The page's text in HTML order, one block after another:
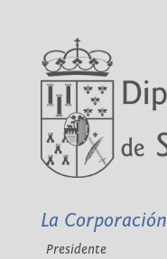
La Corporación
Presidente